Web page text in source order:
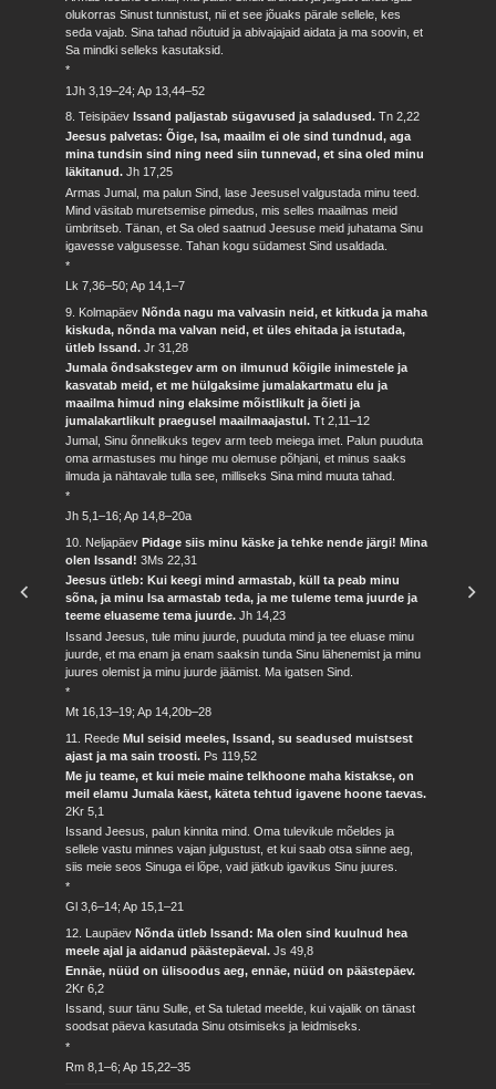
olukorras Sinust tunnistust, nii et see jõuaks pärale sellele, kes
seda vajab. Sina tahad nõutuid ja abivajajaid aidata ja ma soovin, et
Sa mindki selleks kasutaksid.
*
1Jh 3,19–24; Ap 13,44–52
8. Teisipäev Issand paljastab sügavused ja saladused.Tn 2,22
Jeesus palvetas: Õige, Isa, maailm ei ole sind tundnud, aga
mina tundsin sind ning need siin tunnevad, et sina oled minu
läkitanud.Jh 17,25
Armas Jumal, ma palun Sind, lase Jeesusel valgustada minu teed.
Mind väsitab muretsemise pimedus, mis selles maailmas meid
ümbritseb. Tänan, et Sa oled saatnud Jeesuse meid juhatama Sinu
igavesse valgusesse. Tahan kogu südamest Sind usaldada.
*
Lk 7,36–50; Ap 14,1–7
9. KolmapäevNõnda nagu ma valvasin neid, et kitkuda ja maha
kiskuda, nõnda ma valvan neid, et üles ehitada ja istutada,
ütleb Issand.Jr 31,28
Jumala õndsakstegev arm on ilmunud kõigile inimestele ja
kasvatab meid, et me hülgaksime jumalakartmatu elu ja
maailma himud ning elaksime mõistlikult ja õieti ja
jumalakartlikult praegusel maailmaajastul.Tt 2,11–12
Jumal, Sinu õnnelikuks tegev arm teeb meiega imet. Palun puuduta
oma armastuses mu hinge mu olemuse põhjani, et minus saaks
ilmuda ja nähtavale tulla see, milliseks Sina mind muuta tahad.
*
Jh 5,1–16; Ap 14,8–20a
10. NeljapäevPidage siis minu käske ja tehke nende järgi! Mina
olen Issand!3Ms 22,31
Jeesus ütleb: Kui keegi mind armastab, küll ta peab minu
sõna, ja minu Isa armastab teda, ja me tuleme tema juurde ja
teeme eluaseme tema juurde.Jh 14,23
Issand Jeesus, tule minu juurde, puuduta mind ja tee eluase minu
juurde, et ma enam ja enam saaksin tunda Sinu lähenemist ja minu
juures olemist ja minu juurde jäämist. Ma igatsen Sind.
*
Mt 16,13–19; Ap 14,20b–28
11. ReedeMul seisid meeles, Issand, su seadused muistsest
ajast ja ma sain troosti. Ps 119,52
Me ju teame, et kui meie maine telkhoone maha kistakse, on
meil elamu Jumala käest, käteta tehtud igavene hoone taevas.
2Kr 5,1
Issand Jeesus, palun kinnita mind. Oma tulevikule mõeldes ja
sellele vastu minnes vajan julgustust, et kui saab otsa siinne aeg,
siis meie seos Sinuga ei lõpe, vaid jätkub igavikus Sinu juures.
*
Gl 3,6–14; Ap 15,1–21
12. LaupäevNõnda ütleb Issand: Ma olen sind kuulnud hea
meele ajal ja aidanud päästepäeval.Js 49,8
Ennäe, nüüd on ülisoodus aeg, ennäe, nüüd on päästepäev.
2Kr 6,2
Issand, suur tänu Sulle, et Sa tuletad meelde, kui vajalik on tänast
soodsat päeva kasutada Sinu otsimiseks ja leidmiseks.
*
Rm 8,1–6; Ap 15,22–35